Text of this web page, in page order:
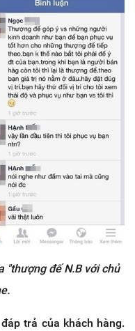
"thượng đế N.B với chủ
trả của khách hàng.